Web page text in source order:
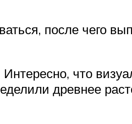
после чего
что
древнее